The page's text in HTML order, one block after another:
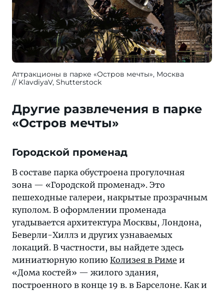
Аттракционы в парке «Остров мечты», Москва
KlavdiyaV, Shutterstock
Другие развлечения в парке
«Остров мечты»
Городской променад
В составе парка обустроена прогулочная
зона — «Городской променад». Это
пешеходные галереи, накрытые прозрачным
куполом. В оформлении променада
угадывается архитектура Москвы, Лондона,
Беверли-Хиллз и других узнаваемых
локаций. В частности, вы найдете здесь
миниатюрную копию Колизея в Риме и
«Дома костей» — жилого здания,
построенного в конце 19 в. в Барселоне. Как и